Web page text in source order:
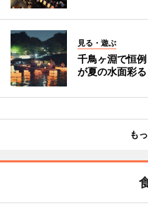
見る・遊ぶ
千鳥ヶ淵で恒
が夏の水面彩る
も